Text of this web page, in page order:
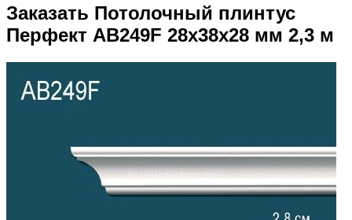
Заказать Потолочный плинтус
Перфект AB249F 28х38х28 мм 2,3 м